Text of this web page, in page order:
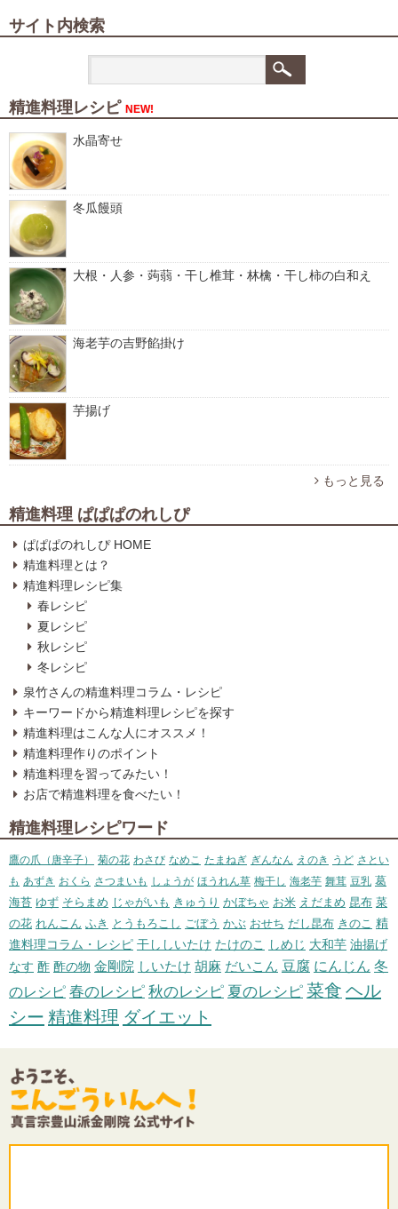
サイト内検索
精進料理レシピ NEW!
水晶寄せ
冬瓜饅頭
大根・人参・蒟蒻・干し椎茸・林檎・干し柿の白和え
海老芋の吉野餡掛け
芋揚げ
もっと見る
精進料理 ぱぱぱのれしぴ
ぱぱぱのれしぴ HOME
精進料理とは？
精進料理レシピ集
春レシピ
夏レシピ
秋レシピ
冬レシピ
泉竹さんの精進料理コラム・レシピ
キーワードから精進料理レシピを探す
精進料理はこんな人にオススメ！
精進料理作りのポイント
精進料理を習ってみたい！
お店で精進料理を食べたい！
精進料理レシピワード
鷹の爪（唐辛子） 菊の花 わさび なめこ たまねぎ ぎんなん えのき うど さとい
も あずき おくら さつまいも しょうが ほうれん草 梅干し 海老芋 舞茸 豆乳 葛
海苔 ゆず そらまめ じゃがいも きゅうり かぼちゃ お米 えだまめ 昆布 菜
の花 れんこん ふき とうもろこし ごぼう かぶ おせち だし昆布 きのこ 精
進料理コラム・レシピ 干ししいたけ たけのこ しめじ 大和芋 油揚げ
なす 酢 酢の物 金剛院 しいたけ 胡麻 だいこん 豆腐 にんじん 冬
のレシピ 春のレシピ 秋のレシピ 夏のレシピ 菜食 ヘル
シー 精進料理 ダイエット